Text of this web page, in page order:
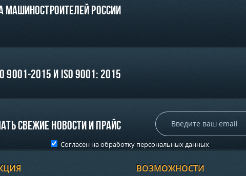
России
9001-2015 и ISO 9001: 2015
свежие новости и прайс
Согласен на обработку персональных данных
ВОЗМОЖНОСТИ